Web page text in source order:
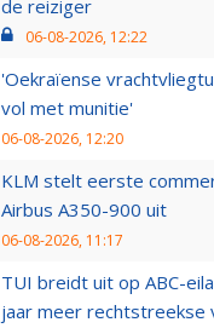
de reiziger
06-08-2026, 12:22
'Oekraïense
vol met munitie'
06-08-2026, 12:20
KLM stelt eerste
Airbus A350-900 uit
06-08-2026, 11:17
TUI breidt uit op ABC-
jaar meer rechtstreekse